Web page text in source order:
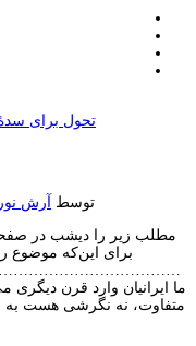
تحول برای سدۀ نو (سدۀ 15 هجری
توسطآرش نورآقائی
برای این‌که موضوع را
نمی‌دانم
وارد قرن دیگری
نه نگرشی هست به